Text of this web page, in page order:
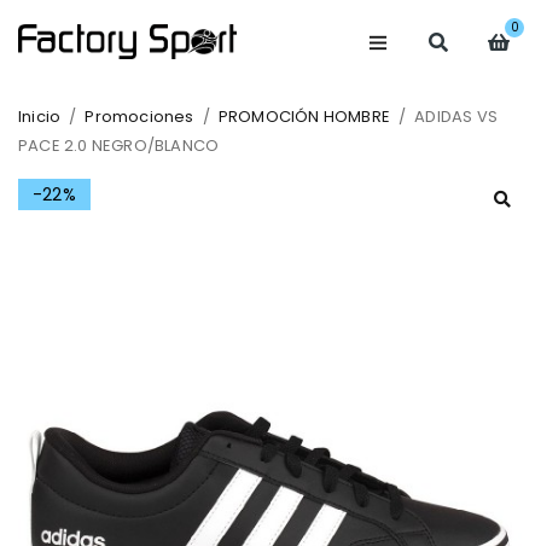
0
Inicio / Promociones / PROMOCIÓN HOMBRE / ADIDAS VS
PACE 2.0 NEGRO/BLANCO
-22%